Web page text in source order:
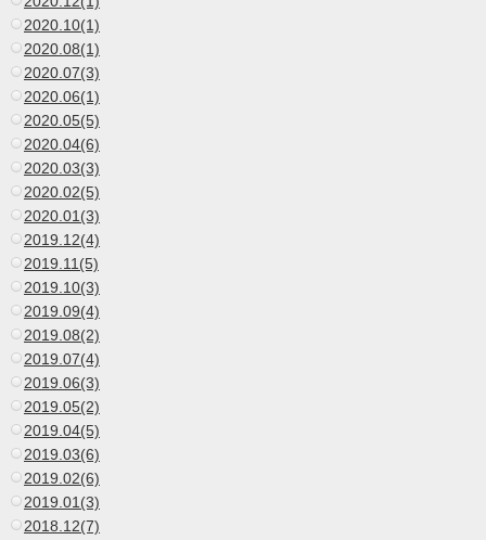
2020.10(1)
2020.08(1)
2020.07(3)
2020.06(1)
2020.05(5)
2020.04(6)
2020.03(3)
2020.02(5)
2020.01(3)
2019.12(4)
2019.11(5)
2019.10(3)
2019.09(4)
2019.08(2)
2019.07(4)
2019.06(3)
2019.05(2)
2019.04(5)
2019.03(6)
2019.02(6)
2019.01(3)
2018.12(7)